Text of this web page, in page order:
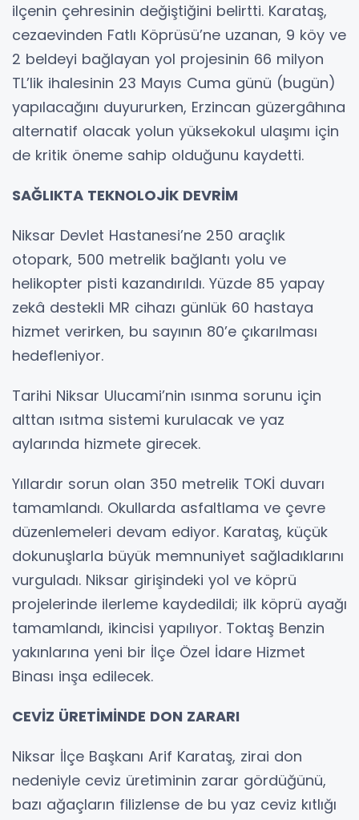
ilçenin çehresinin değiştiğini belirtti. Karataş,
cezaevinden Fatlı Köprüsü’ne uzanan, 9 köy ve
2 beldeyi bağlayan yol projesinin 66 milyon
TL’lik ihalesinin 23 Mayıs Cuma günü (bugün)
yapılacağını duyururken, Erzincan güzergâhına
alternatif olacak yolun yüksekokul ulaşımı için
de kritik öneme sahip olduğunu kaydetti.
SAĞLIKTA TEKNOLOJİK DEVRİM
Niksar Devlet Hastanesi’ne 250 araçlık
otopark, 500 metrelik bağlantı yolu ve
helikopter pisti kazandırıldı. Yüzde 85 yapay
zekâ destekli MR cihazı günlük 60 hastaya
hizmet verirken, bu sayının 80’e çıkarılması
hedefleniyor.
Tarihi Niksar Ulucami’nin ısınma sorunu için
alttan ısıtma sistemi kurulacak ve yaz
aylarında hizmete girecek.
Yıllardır sorun olan 350 metrelik TOKİ duvarı
tamamlandı. Okullarda asfaltlama ve çevre
düzenlemeleri devam ediyor. Karataş, küçük
dokunuşlarla büyük memnuniyet sağladıklarını
vurguladı. Niksar girişindeki yol ve köprü
projelerinde ilerleme kaydedildi; ilk köprü ayağı
tamamlandı, ikincisi yapılıyor. Toktaş Benzin
yakınlarına yeni bir İlçe Özel İdare Hizmet
Binası inşa edilecek.
CEVİZ ÜRETİMİNDE DON ZARARI
Niksar İlçe Başkanı Arif Karataş, zirai don
nedeniyle ceviz üretiminin zarar gördüğünü,
bazı ağaçların filizlense de bu yaz ceviz kıtlığı